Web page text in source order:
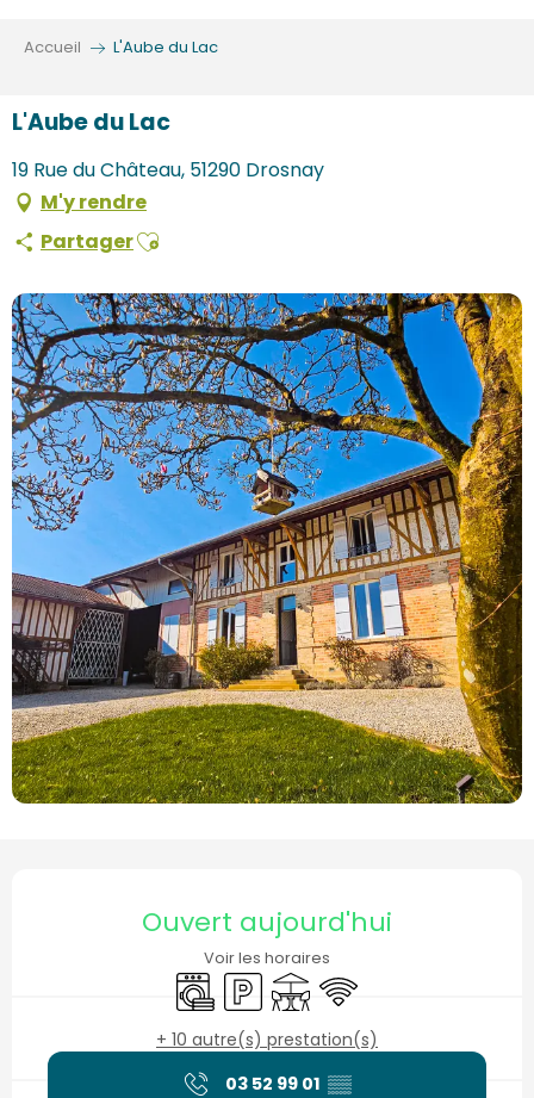
Accueil L'Aube du Lac
L'Aube du Lac
19 Rue du Château, 51290 Drosnay
M'y rendre
PartagerAjouter aux favoris
Ouvert aujourd'hui
Voir les horaires
Lave linge
ParkingTerrasse
WiFi
+ 10 autre(s) prestation(s)
03 52 99 01 ▒▒